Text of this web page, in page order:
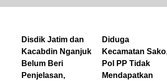
Disdik Jatim dan
Kacabdin Nganjuk
Belum Beri
Penjelasan,
Diduga
Kecamatan
Pol PP Tidak
Mendapatkan